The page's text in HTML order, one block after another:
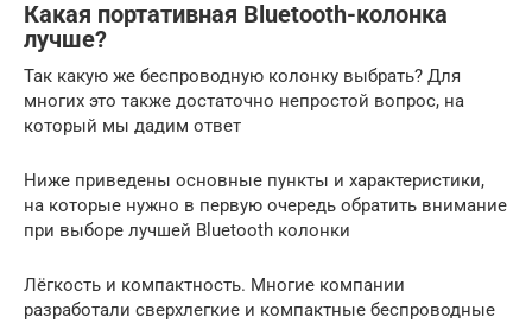
Какая портативная Bluetooth-колонка
лучше?
Так какую же беспроводную колонку выбрать? Для
многих это также достаточно непростой вопрос, на
который мы дадим ответ
Ниже приведены основные пункты и характеристики,
на которые нужно в первую очередь обратить внимание
при выборе лучшей Bluetooth колонки
Лёгкость и компактность. Многие компании
разработали сверхлегкие и компактные беспроводные